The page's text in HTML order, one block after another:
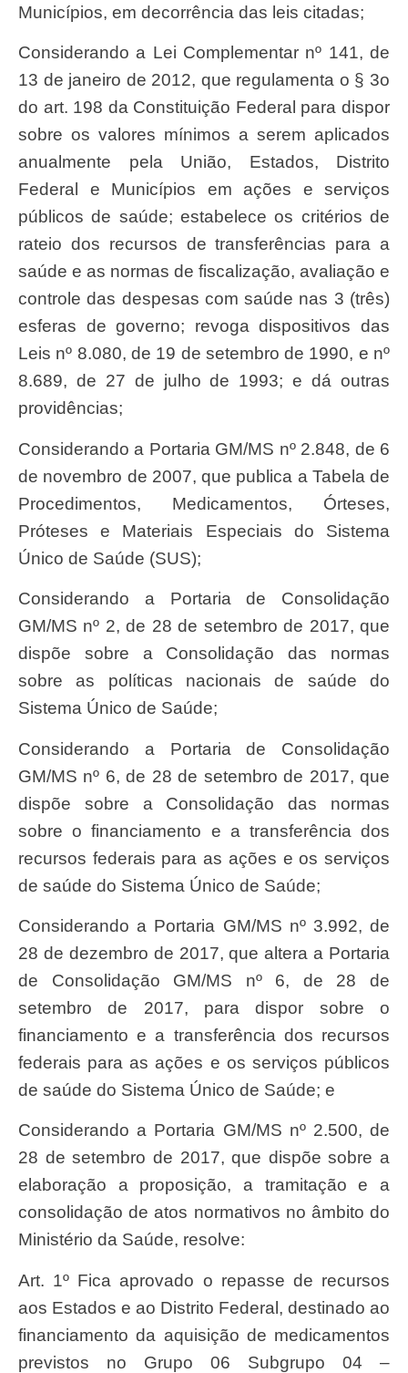
Municípios, em decorrência das leis citadas;
Considerando a Lei Complementar nº 141, de
13 de janeiro de 2012, que regulamenta o § 3o
do art. 198 da Constituição Federal para dispor
sobre os valores mínimos a serem aplicados
anualmente pela União, Estados, Distrito
Federal e Municípios em ações e serviços
públicos de saúde; estabelece os critérios de
rateio dos recursos de transferências para a
saúde e as normas de fiscalização, avaliação e
controle das despesas com saúde nas 3 (três)
esferas de governo; revoga dispositivos das
Leis nº 8.080, de 19 de setembro de 1990, e nº
8.689, de 27 de julho de 1993; e dá outras
providências;
Considerando a Portaria GM/MS nº 2.848, de 6
de novembro de 2007, que publica a Tabela de
Procedimentos, Medicamentos, Órteses,
Próteses e Materiais Especiais do Sistema
Único de Saúde (SUS);
Considerando a Portaria de Consolidação
GM/MS nº 2, de 28 de setembro de 2017, que
dispõe sobre a Consolidação das normas
sobre as políticas nacionais de saúde do
Sistema Único de Saúde;
Considerando a Portaria de Consolidação
GM/MS nº 6, de 28 de setembro de 2017, que
dispõe sobre a Consolidação das normas
sobre o financiamento e a transferência dos
recursos federais para as ações e os serviços
de saúde do Sistema Único de Saúde;
Considerando a Portaria GM/MS nº 3.992, de
28 de dezembro de 2017, que altera a Portaria
de Consolidação GM/MS nº 6, de 28 de
setembro de 2017, para dispor sobre o
financiamento e a transferência dos recursos
federais para as ações e os serviços públicos
de saúde do Sistema Único de Saúde; e
Considerando a Portaria GM/MS nº 2.500, de
28 de setembro de 2017, que dispõe sobre a
elaboração a proposição, a tramitação e a
consolidação de atos normativos no âmbito do
Ministério da Saúde, resolve:
Art. 1º Fica aprovado o repasse de recursos
aos Estados e ao Distrito Federal, destinado ao
financiamento da aquisição de medicamentos
previstos no Grupo 06 Subgrupo 04 –